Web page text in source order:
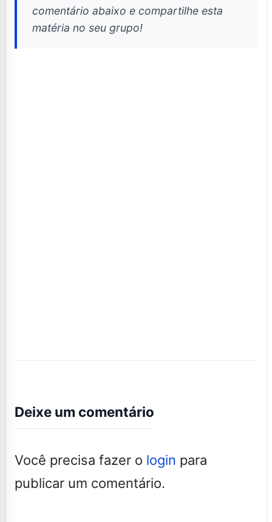
comentário abaixo e compartilhe esta
matéria no seu grupo!
Deixe um comentário
Você precisa fazer o login para
publicar um comentário.